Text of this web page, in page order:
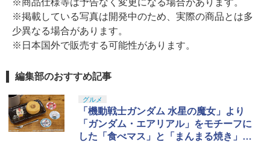
※掲載している写真は開発中のため、実際の商品とは多
少異なる場合があります。
※日本国外で販売する可能性があります。
編集部のおすすめ記事
グルメ
「機動戦士ガンダム 水星の魔女」より
「ガンダム・エアリアル」をモチーフに
した「食べマス」と「まんまる焼き」が